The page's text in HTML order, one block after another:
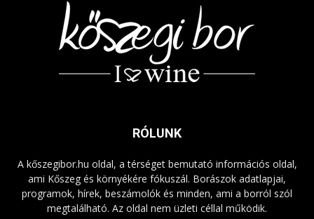
RÓLUNK
A kőszegibor.hu oldal, a térséget bemutató információs oldal,
ami Kőszeg és környékére fókuszál. Borászok adatlapjai,
programok, hírek, beszámolók és minden, ami a borról szól
megtalálható. Az oldal nem üzleti céllal működik.